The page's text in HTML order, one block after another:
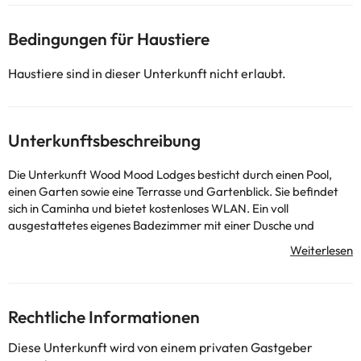
Bedingungen für Haustiere
Haustiere sind in dieser Unterkunft nicht erlaubt.
Unterkunftsbeschreibung
Die Unterkunft Wood Mood Lodges besticht durch einen Pool,
einen Garten sowie eine Terrasse und Gartenblick. Sie befindet
sich in Caminha und bietet kostenloses WLAN. Ein voll
ausgestattetes eigenes Badezimmer mit einer Dusche und
Moledo liegt 1,9 km von der Unterkunft Wood Mood Lodges
In dieser Unterkunft sind weder
Junggesellen-/Junggesellinnenabschiede noch ähnliche Feiern
erlaubt.
Rechtliche Informationen
Diese Unterkunft wird von einem privaten Gastgeber